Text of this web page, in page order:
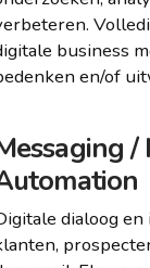
business
en/of
dialoog